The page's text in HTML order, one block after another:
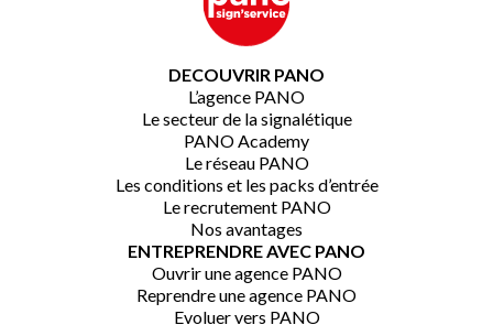
DECOUVRIR PANO
L’agence PANO
Le secteur de la signalétique
PANO Academy
Le réseau PANO
Les conditions et les packs d’entrée
Le recrutement PANO
Nos avantages
ENTREPRENDRE AVEC PANO
Ouvrir une agence PANO
Reprendre une agence PANO
Evoluer vers PANO